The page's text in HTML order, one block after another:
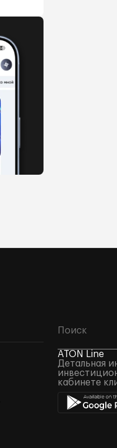
ATON Line
Детальная
кабинете